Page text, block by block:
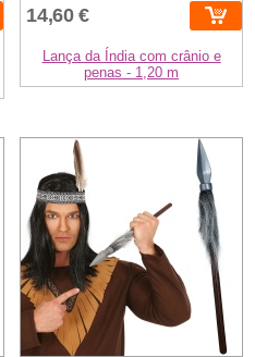
14,60 €
Lança da Índia com crânio e
penas - 1,20 m